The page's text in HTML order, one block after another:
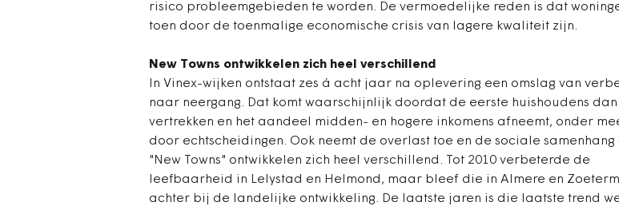
risico probleemgebieden te worden. De vermoedelijke reden is dat
toen door de toenmalige economische crisis van lagere kwaliteit zijn.
New Towns ontwikkelen zich heel verschillend
In Vinex-wijken ontstaat zes á acht jaar na oplevering een omslag van
naar neergang. Dat komt waarschijnlijk doordat de eerste huishoudens
vertrekken en het aandeel midden- en hogere inkomens afneemt, onder
door echtscheidingen. Ook neemt de overlast toe en de sociale samenhang
"New Towns" ontwikkelen zich heel verschillend. Tot 2010 verbeterde de
leefbaarheid in Lelystad en Helmond, maar bleef die in Almere en
achter bij de landelijke ontwikkeling. De laatste jaren is die laatste trend